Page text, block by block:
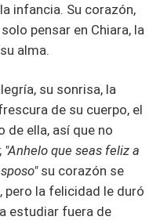
infancia. Su corazón,
pensar en Chiara, la
alma.
su sonrisa, la
de su cuerpo, el
de ella, así que no
"Anhelo que seas feliz a
su corazón se
pero la felicidad le duró
estudiar fuera de